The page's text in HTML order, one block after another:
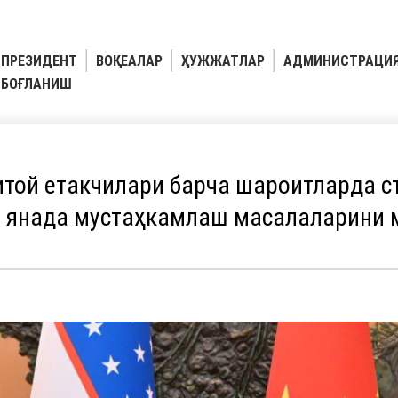
ПРЕЗИДЕНТ ВОҚЕАЛАР ҲУЖЖАТЛАР
БОҒЛАНИШ
етакчилари барча шароитларда
янада мустаҳкамлаш масалаларини